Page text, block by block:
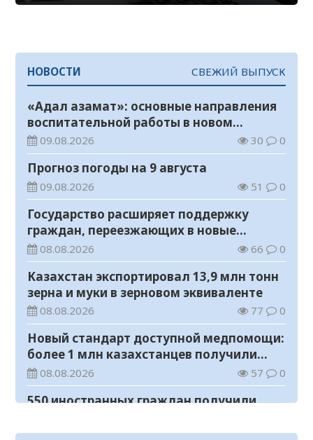
НОВОСТИ СВЕЖИЙ ВЫПУСК
«Адал азамат»: основные направления
воспитательной работы в новом
учебном году
09.08.2026 30 0
Прогноз погоды на 9 августа
09.08.2026 51 0
Государство расширяет поддержку
граждан, переезжающих в новые
регионы для работы
08.08.2026 66 0
Казахстан экспортировал 13,9 млн тонн
зерна и муки в зерновом эквиваленте
08.08.2026 77 0
Новый стандарт доступной медпомощи:
более 1 млн казахстанцев получили
телемедицинские услуги
08.08.2026 57 0
550 иностранных граждан получили
Казахстане
08.08.2026 89 0